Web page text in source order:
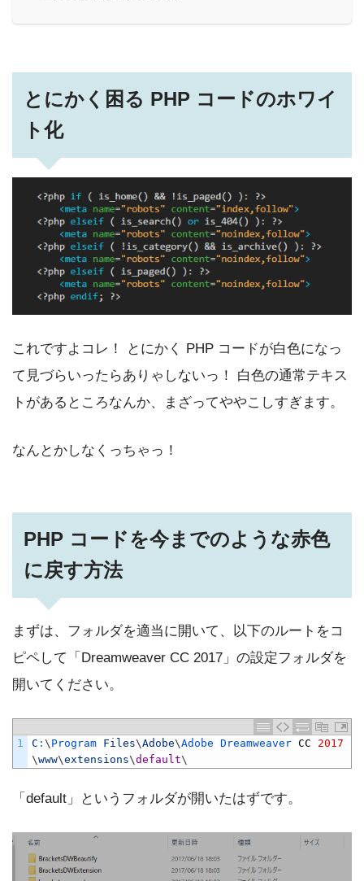
とにかく困る PHP コードのホワイ
ト化
これですよコレ！ とにかく PHP コードが白色になっ
て見づらいったらありゃしないっ！ 白色の通常テキス
トがあるところなんか、まざってややこしすぎます。
なんとかしなくっちゃっ！
PHP コードを今までのような赤色
に戻す方法
まずは、フォルダを適当に開いて、以下のルートをコ
ピペして「Dreamweaver CC 2017」の設定フォルダを
開いてください。
1 C : \ Program Files\Adobe\Adobe Dreamweaver CC
2017
\www\extensions\default\
「default」というフォルダが開いたはずです。